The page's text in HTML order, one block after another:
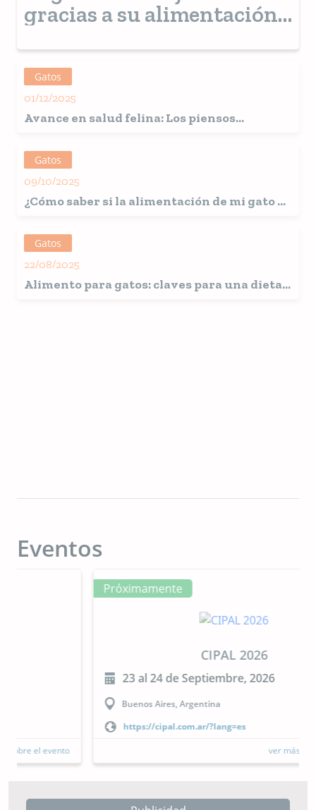
gracias a su alimentación
semanas)
Gatos
01/12/2025
Avance en salud felina: Los piensos
manejo de enfermedades crónicas de los
gatos
Gatos
09/10/2025
¿Cómo saber si la alimentación de mi gato es
Gatos
22/08/2025
Alimento para gatos: claves para una dieta
Eventos
Próximamente
23 al 24 de Septiembre, 2026
Buenos Aires, Argentina
https://cipal.com.ar/?lang=es
ver más sobre el evento